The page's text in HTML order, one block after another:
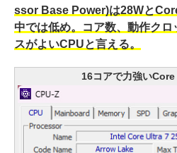
ssor Base Power)は28Wと
中では低め。コア数、動作ク
スがよいCPUと言える。
16コアで力強い